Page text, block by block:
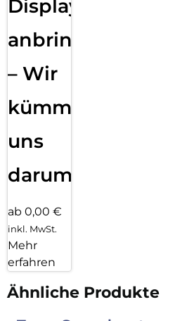
Displayfolie
anbringen
– Wir
kümmern
uns
darum!
ab 0,00 €
inkl. MwSt.
Mehr
erfahren
Ähnliche Produkte